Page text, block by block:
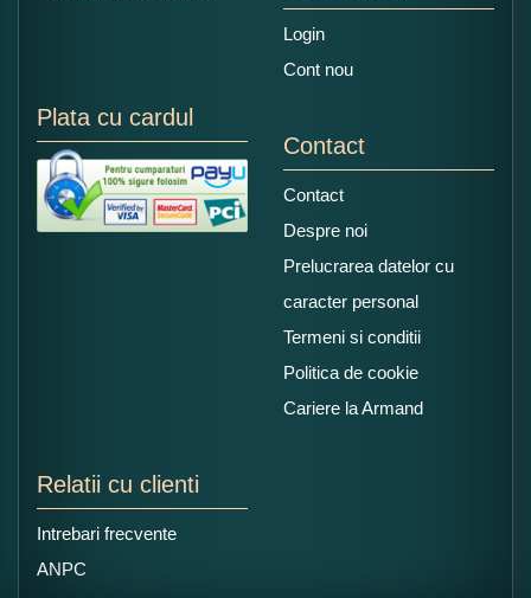
Login
Cont nou
Plata cu cardul
Contact
Contact
Despre noi
Prelucrarea datelor cu
caracter personal
Termeni si conditii
Politica de cookie
Cariere la Armand
Relatii cu clienti
Intrebari frecvente
ANPC